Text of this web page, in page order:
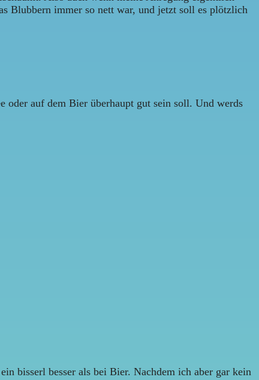
Blubbern immer so nett war, und jetzt soll es plötzlich
oder auf dem Bier überhaupt gut sein soll. Und werds
bisserl besser als bei Bier. Nachdem ich aber gar kein